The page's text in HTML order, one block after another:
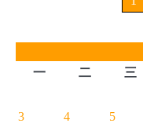
分
一
二 三
3
4 5